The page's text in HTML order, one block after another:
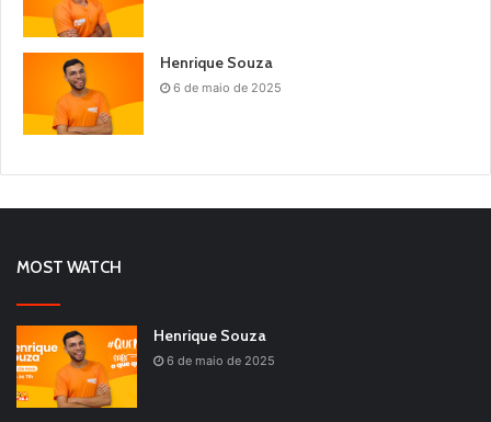
Henrique Souza
6 de maio de 2025
MOST WATCH
Henrique Souza
6 de maio de 2025